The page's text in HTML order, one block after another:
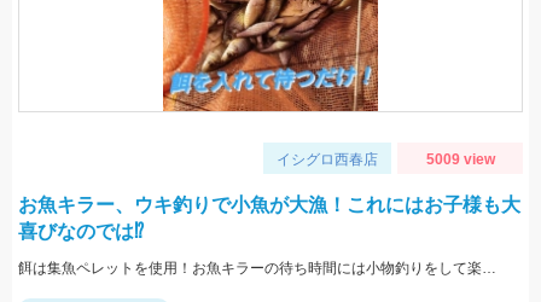
イシグロ西春店 5009 view
お魚キラー、ウキ釣りで小魚が大漁！これにはお子様も大
喜びなのでは⁉
餌は集魚ペレットを使用！お魚キラーの待ち時間には小物釣りをして楽しみましょう！